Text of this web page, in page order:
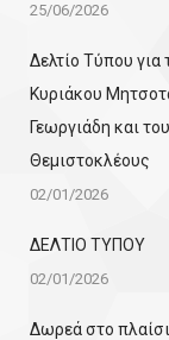
25/06/2026
Δελτίο Τύπου
Κυριάκου
Γεωργιάδη και
Θεμιστοκλέους
02/01/2026
ΔΕΛΤΙΟ ΤΥΠΟΥ
02/01/2026
Δωρεά στο